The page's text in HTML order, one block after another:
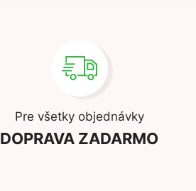
Pre všetky objednávky
DOPRAVA ZADARMO